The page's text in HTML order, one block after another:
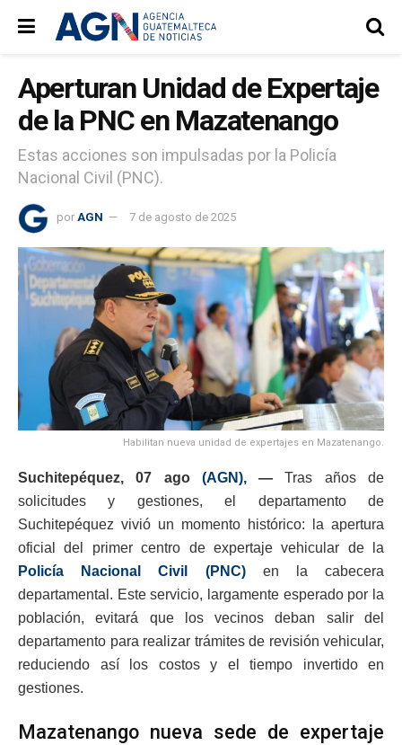
Aperturan Unidad de Expertaje
de la PNC en Mazatenango
Estas acciones son impulsadas por la Policía
Nacional Civil (PNC).
por AGN 7 de agosto de 2025
Habilitan nueva unidad de expertajes en Mazatenango.
Suchitepéquez, 07 ago (AGN),— Tras años de
solicitudes y gestiones, el departamento de
Suchitepéquez vivió un momento histórico: la apertura
oficial del primer centro de expertaje vehicular de la
Policía Nacional Civil (PNC)
en la cabecera
departamental. Este servicio, largamente esperado por la
población, evitará que los vecinos deban salir del
departamento para realizar trámites de revisión vehicular,
reduciendo así los costos y el tiempo invertido en
gestiones.
Mazatenango nueva sede de expertaje